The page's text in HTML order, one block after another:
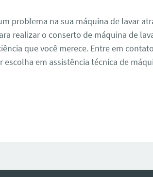
problema na sua máquina de lavar
realizar o conserto de máquina de
que você merece. Entre em
escolha em assistência técnica de